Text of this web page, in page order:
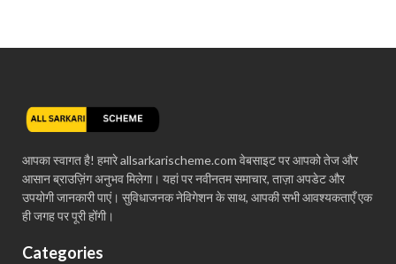
आपका स्वागत है! हमारे allsarkarischeme.com वेबसाइट पर आपको तेज और
आसान ब्राउज़िंग अनुभव मिलेगा। यहां पर नवीनतम समाचार, ताज़ा अपडेट और
उपयोगी जानकारी पाएं। सुविधाजनक नेविगेशन के साथ, आपकी सभी आवश्यकताएँ एक
ही जगह पर पूरी होंगी।
Categories